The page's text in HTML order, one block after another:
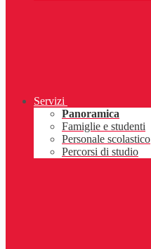
Servizi
Panoramica
Famiglie e studenti
Personale scolastico
Percorsi di studio